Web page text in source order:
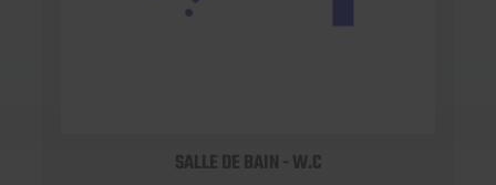
SALLE DE BAIN - W.C